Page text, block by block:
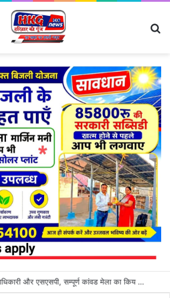
SIR के नोटिसों पर कांग्रेस ने जताई आपत्ति, मतदाताओं को किया जा रहा परेशान: राष्ट्रीय प्रवक्ता आलोक शर्मा